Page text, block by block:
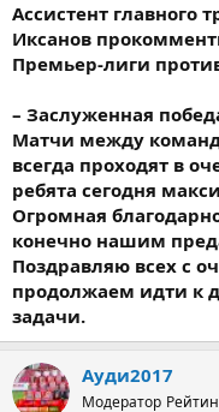
Ассистент главного
Иксанов
Премьер-лиги
– Заслуженная
Матчи между
всегда проходят в
ребята сегодня
Огромная
конечно нашим
Поздравляю всех с
продолжаем идти к
задачи.
Ауди2017
Модератор